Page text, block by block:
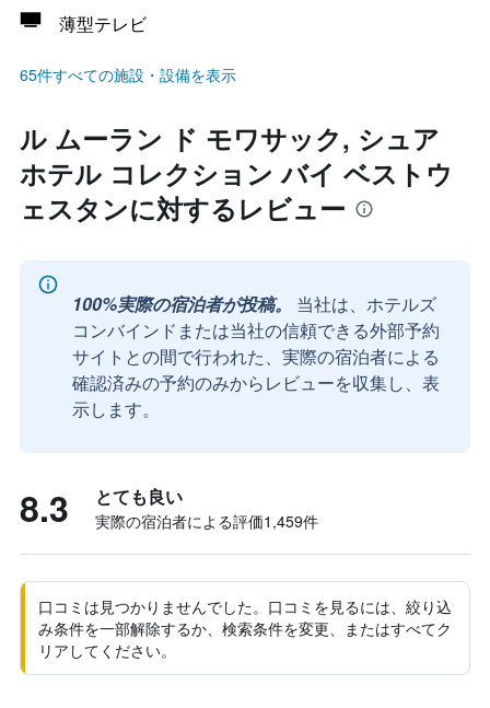
薄型テレビ
65件すべての施設・設備を表示
ル ムーラン ド モワサック, シュア
ホテル コレクション バイ ベストウ
ェスタンに対するレビュー
100%実際の宿泊者が投稿。
当社は、ホテルズ
コンバインドまたは当社の信頼できる外部予約
サイトとの間で行われた、実際の宿泊者による
確認済みの予約のみからレビューを収集し、表
示します。
8.3 とても良い
実際の宿泊者による評価1,459​件
口コミは見つかりませんでした。口コミを見るには、絞り込
み条件を一部解除するか、検索条件を変更、またはすべてク
リアしてください。